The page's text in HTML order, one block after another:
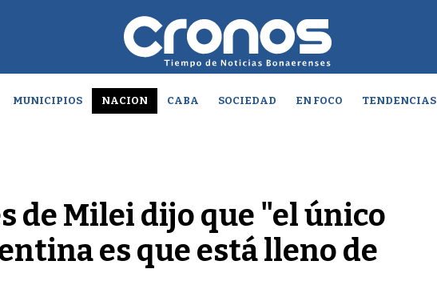
MUNICIPIOS NACION CABA SOCIEDAD EN FOCO TENDENCIAS
de Milei dijo que "el único
es que está lleno de